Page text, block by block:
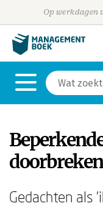
Op werkdagen
doorbreken
Gedachten als